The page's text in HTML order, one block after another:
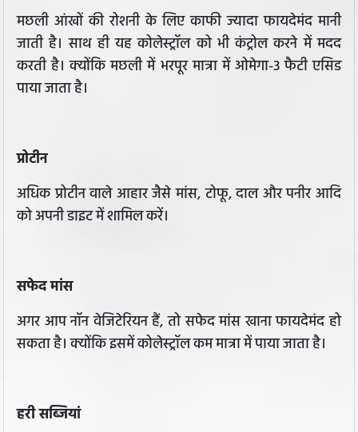
मछली आंखों की रोशनी के लिए काफी ज्यादा फायदेमंद मानी
जाती है। साथ ही यह कोलेस्ट्रॉल को भी कंट्रोल करने में मदद
करती है। क्योंकि मछली में भरपूर मात्रा में ओमेगा-3 फैटी एसिड
पाया जाता है।
प्रोटीन
अधिक प्रोटीन वाले आहार जैसे मांस, टोफू, दाल और पनीर आदि
को अपनी डाइट में शामिल करें।
सफेद मांस
अगर आप नॉन वेजिटेरियन हैं, तो सफेद मांस खाना फायदेमंद हो
सकता है। क्योंकि इसमें कोलेस्ट्रॉल कम मात्रा में पाया जाता है।
हरी सब्जियां